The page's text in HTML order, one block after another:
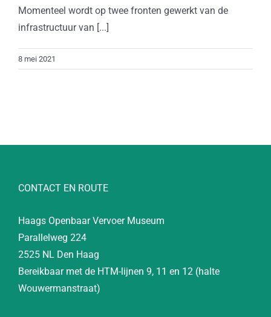
Momenteel wordt op twee fronten gewerkt van de
infrastructuur van [...]
8 mei 2021
CONTACT EN ROUTE
Haags Openbaar Vervoer Museum
Parallelweg 224
2525 NL Den Haag
Bereikbaar met de HTM-lijnen 9, 11 en 12 (halte
Wouwermanstraat)